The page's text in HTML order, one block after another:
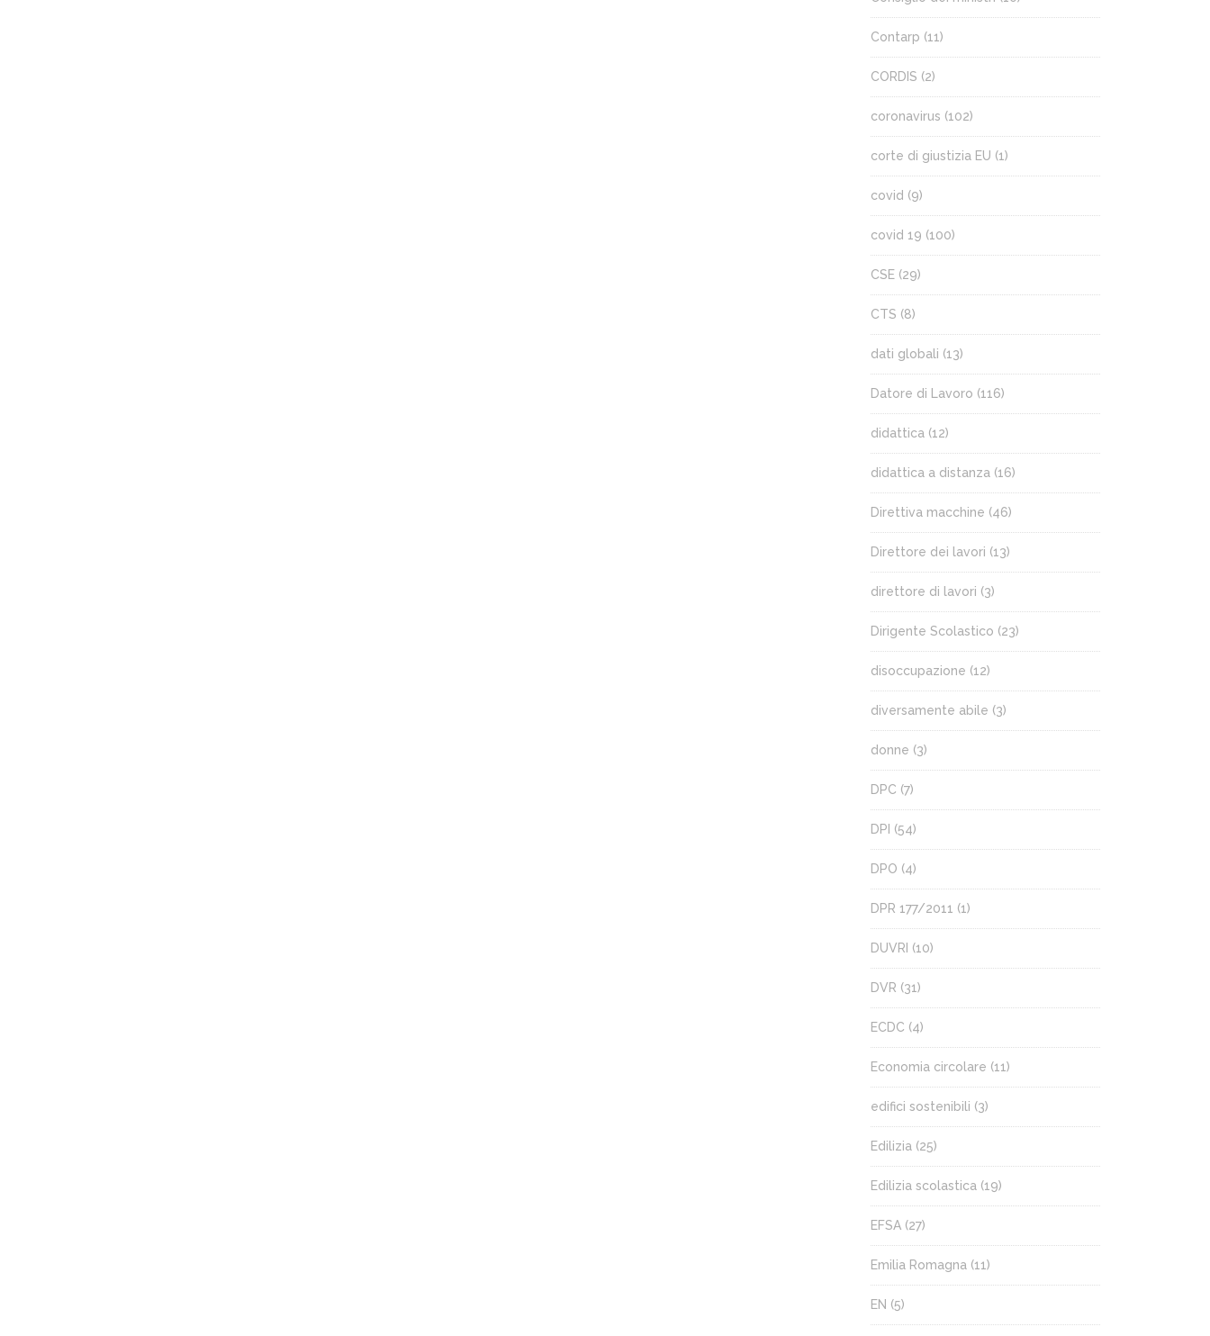
Contarp (11)
CORDIS (2)
coronavirus (102)
corte di giustizia EU (1)
covid (9)
covid 19 (100)
CSE (29)
CTS (8)
dati globali (13)
Datore di Lavoro (116)
didattica (12)
didattica a distanza (16)
Direttiva macchine (46)
Direttore dei lavori (13)
direttore di lavori (3)
Dirigente Scolastico (23)
disoccupazione (12)
diversamente abile (3)
donne (3)
DPC (7)
DPI (54)
DPO (4)
DPR 177/2011 (1)
DUVRI (10)
DVR (31)
ECDC (4)
Economia circolare (11)
edifici sostenibili (3)
Edilizia (25)
Edilizia scolastica (19)
EFSA (27)
Emilia Romagna (11)
EN (5)